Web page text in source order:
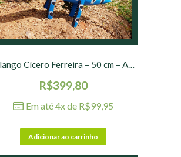
Calango Cícero Ferreira – 50 cm – Azul Claro
R$399,80
Em até 4x de R$99,95
Adicionar ao carrinho